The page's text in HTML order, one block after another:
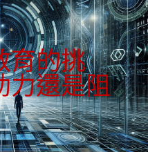
育的挑
力還是阻